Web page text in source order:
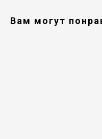
Вам могут